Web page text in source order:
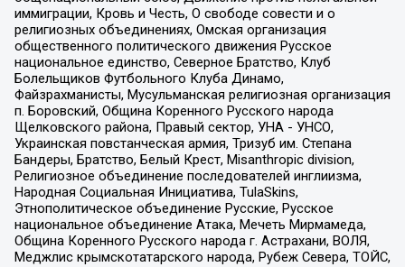
иммиграции, Кровь и Честь, О свободе совести и о
религиозных объединениях, Омская организация
общественного политического движения Русское
национальное единство, Северное Братство, Клуб
Болельщиков Футбольного Клуба Динамо,
Файзрахманисты, Мусульманская религиозная организация
п. Боровский, Община Коренного Русского народа
Щелковского района, Правый сектор, УНА - УНСО,
Украинская повстанческая армия, Тризуб им. Степана
Бандеры, Братство, Белый Крест, Misanthropic division,
Религиозное объединение последователей инглиизма,
Народная Социальная Инициатива, TulaSkins,
Этнополитическое объединение Русские, Русское
национальное объединение Атака, Мечеть Мирмамеда,
Община Коренного Русского народа г. Астрахани, ВОЛЯ,
Меджлис крымскотатарского народа, Рубеж Севера, ТОЙС,